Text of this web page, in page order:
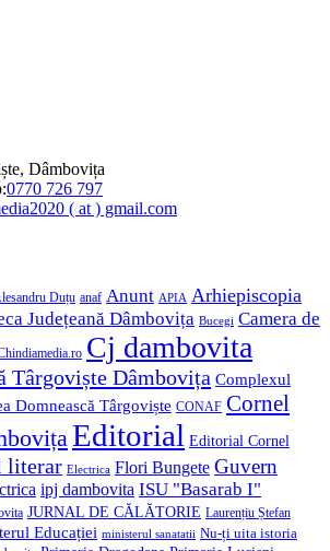
Dâmbovița
0770 726 797Opens
in
( at ) gmail.comOpens
Duțu anaf Anunt APIA Arhiepiscopia
Județeană Dâmbovița Bucegi Camera de
Cj dambovita
Târgoviște Dâmbovița Complexul
Domnească Târgoviște CONAF Cornel
Editorial Editorial Cornel
literar Electrica Flori Bungete Guvern
ipj dambovita ISU "Basarab I"
JURNAL DE CĂLĂTORIE Laurențiu Ștefan
Educației ministerul sanatatii Nu-ți uita istoria